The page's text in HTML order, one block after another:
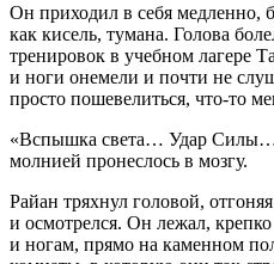
Он приходил в себя медленно,
как кисель, тумана. Голова
тренировок в учебном лагере
и ноги онемели и почти не
просто пошевелиться, что-то
«Вспышка света… Удар
молнией пронеслось в мозгу.
Райан тряхнул головой,
и осмотрелся. Он лежал,
и ногам, прямо на каменном